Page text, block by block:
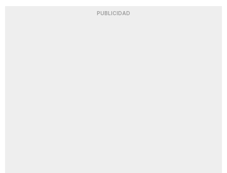
PUBLICIDAD